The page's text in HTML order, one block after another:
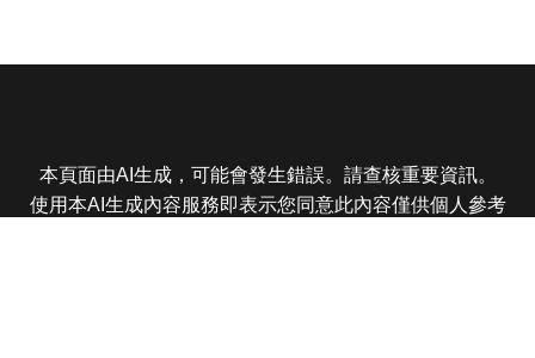
本頁面由AI生成，可能會發生錯誤。請查核重要資訊。
使用本AI生成內容服務即表示您同意此內容僅供個人參考